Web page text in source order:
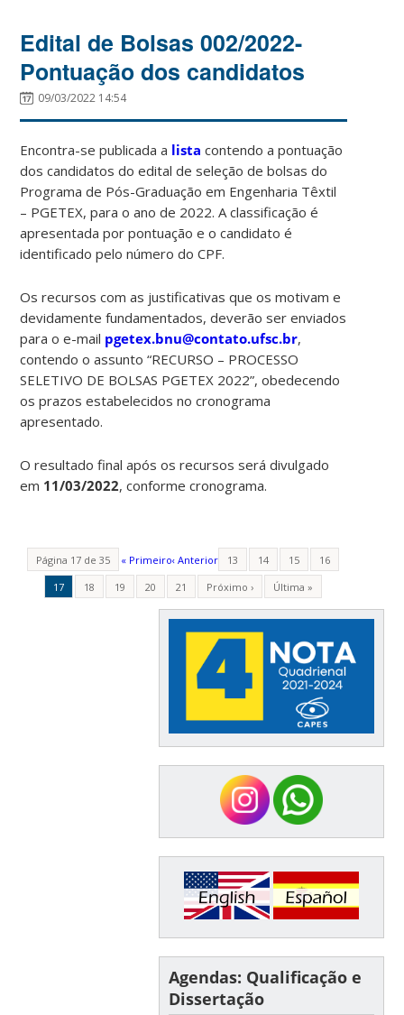
Edital de Bolsas 002/2022-
Pontuação dos candidatos
09/03/2022 14:54
Encontra-se publicada a lista contendo a pontuação
dos candidatos do edital de seleção de bolsas do
Programa de Pós-Graduação em Engenharia Têxtil
– PGETEX, para o ano de 2022. A classificação é
apresentada por pontuação e o candidato é
identificado pelo número do CPF.
Os recursos com as justificativas que os motivam e
devidamente fundamentados, deverão ser enviados
para o e-mail pgetex.bnu@contato.ufsc.br,
contendo o assunto “RECURSO – PROCESSO
SELETIVO DE BOLSAS PGETEX 2022”, obedecendo
os prazos estabelecidos no cronograma
apresentado.
O resultado final após os recursos será divulgado
em 11/03/2022, conforme cronograma.
Página 17 de 35 « Primeiro‹ Anterior 13 14 15
16
17
18 19 20 21 Próximo › Última »
Agendas: Qualificação e
Dissertação